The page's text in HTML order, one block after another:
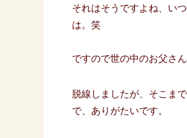
それはそうですよね、い
は。笑
ですので世の中のお父さ
脱線しましたが、そこま
で、ありがたいです。